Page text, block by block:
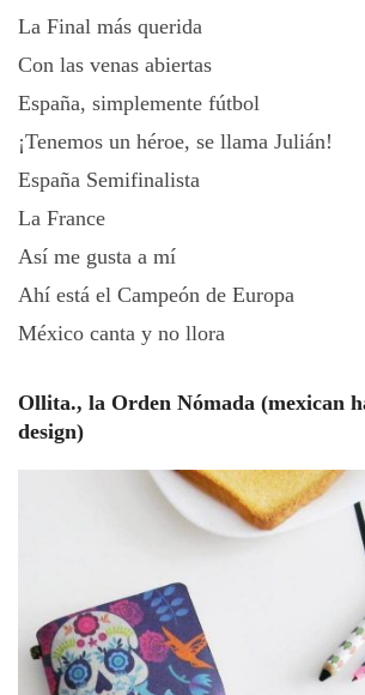
La Final más querida
Con las venas abiertas
España, simplemente fútbol
¡Tenemos un héroe, se llama Julián!
España Semifinalista
La France
Así me gusta a mí
Ahí está el Campeón de Europa
México canta y no llora
Ollita., la Orden Nómada (mexican
design)